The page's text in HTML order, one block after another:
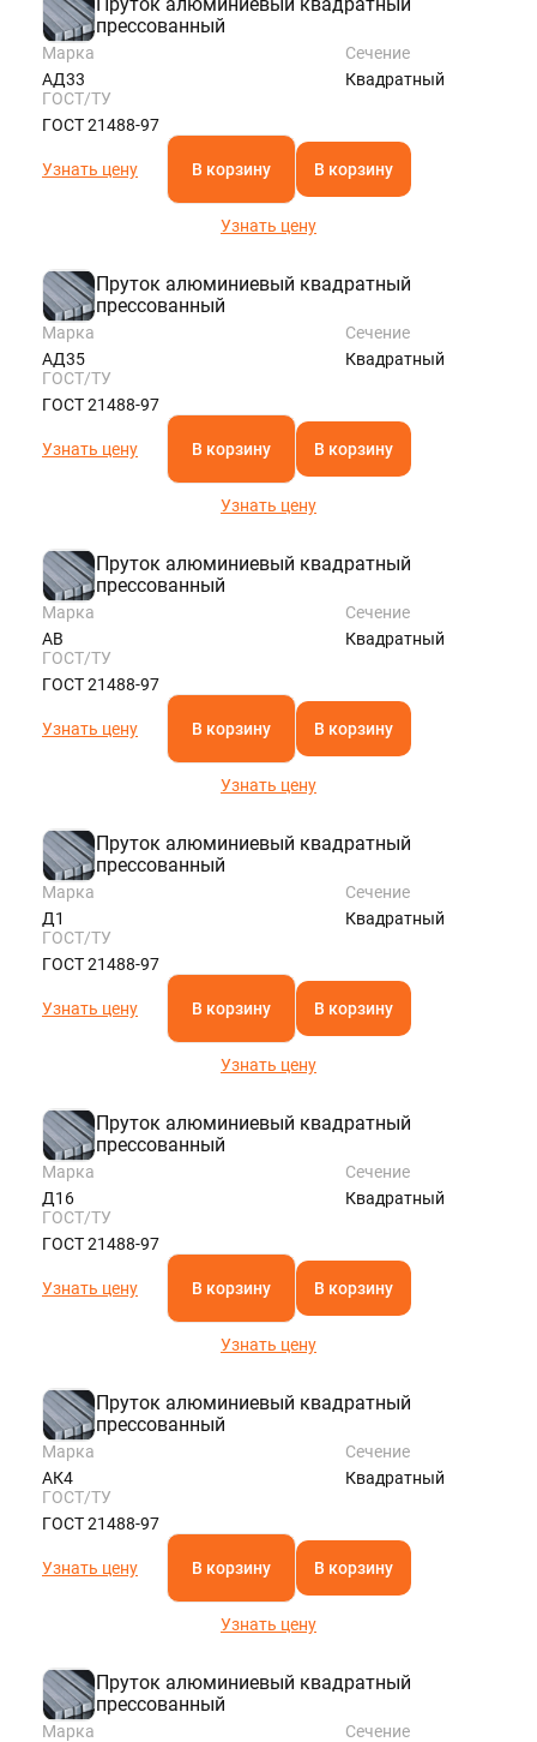
прессованный
Марка
АД33
Сечение
Квадратный
ГОСТ/ТУ
ГОСТ 21488-97
Узнать цену В корзину В корзину
Узнать цену
Пруток алюминиевый квадратный
прессованный
Марка
АД35
Сечение
Квадратный
ГОСТ/ТУ
ГОСТ 21488-97
Узнать цену В корзину В корзину
Узнать цену
Пруток алюминиевый квадратный
прессованный
Марка
АВ
Сечение
Квадратный
ГОСТ/ТУ
ГОСТ 21488-97
Узнать цену В корзину В корзину
Узнать цену
Пруток алюминиевый квадратный
прессованный
Марка
Д1
Сечение
Квадратный
ГОСТ/ТУ
ГОСТ 21488-97
Узнать цену В корзину В корзину
Узнать цену
Пруток алюминиевый квадратный
прессованный
Марка
Д16
Сечение
Квадратный
ГОСТ/ТУ
ГОСТ 21488-97
Узнать цену В корзину В корзину
Узнать цену
Пруток алюминиевый квадратный
прессованный
Марка
АК4
Сечение
Квадратный
ГОСТ/ТУ
ГОСТ 21488-97
Узнать цену В корзину В корзину
Узнать цену
Пруток алюминиевый квадратный
прессованный
Марка
Сечение